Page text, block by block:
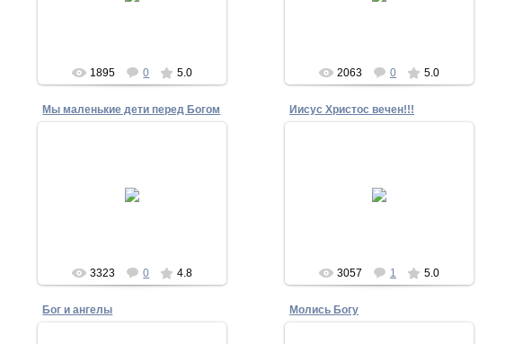
1895 0 5.0 2063 0 5.0
Мы маленькие дети перед Богом
3323 0 4.8
Иисус Христос вечен!!!
3057 1 5.0
Бог и ангелы Молись Богу